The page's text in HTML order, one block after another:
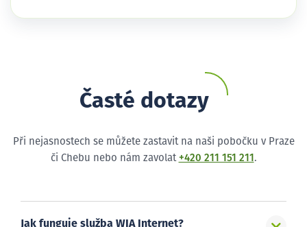
Časté dotazy
Při nejasnostech se můžete zastavit na naši pobočku v Praze
či Chebu nebo nám zavolat +420 211 151 211 .
Jak funguje služba WIA Internet?